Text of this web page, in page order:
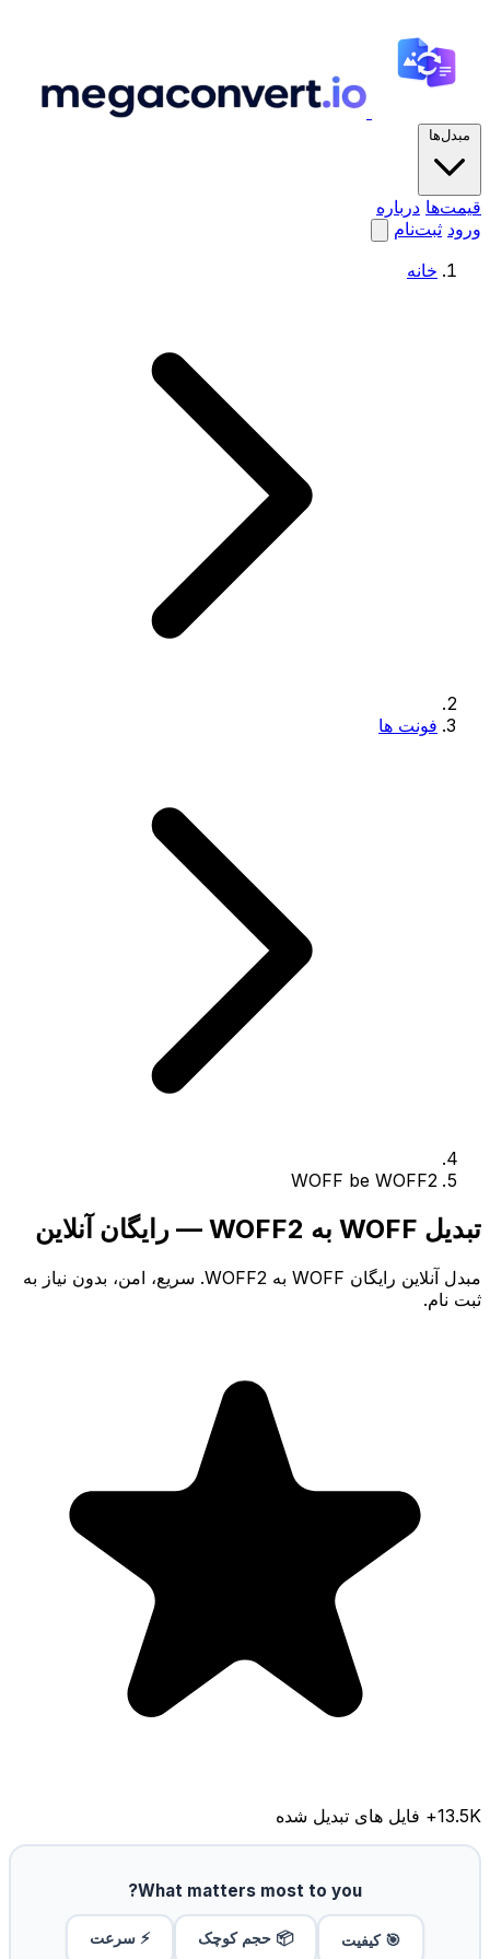
مبدل‌ها
قیمت‌ها درباره
ورود ثبت‌نام
خانه
فونت ها
WOFF be WOFF2
تبدیل WOFF به WOFF2 — رایگان آنلاین
مبدل آنلاین رایگان WOFF به WOFF2. سریع، امن، بدون نیاز به
ثبت نام.
13.5K+ فایل های تبدیل شده
What matters most to you?
🎯 کیفیت 📦 حجم کوچک ⚡ سرعت